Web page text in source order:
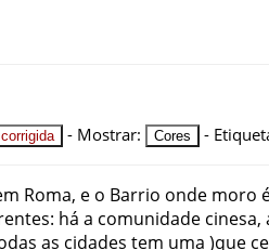
- Mostrar: Cores -
Roma, e o Barrio onde moro
: há a comunidade cinesa,
as cidades tem uma )que